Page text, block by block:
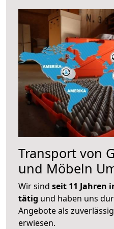
Transport von
und Möbeln
Wir sind seit 11 Jahren
tätig und haben uns
Angebote als
erwiesen.